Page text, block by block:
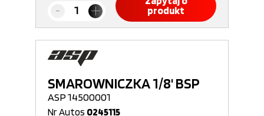
produkt
SMAROWNICZKA 1/8' BSP
ASP 14500001
Nr Autos 0245115